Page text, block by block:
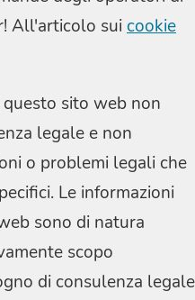
All'articolo sui cookie
sito web non
legale e non
o problemi legali che
Le informazioni
sono di natura
scopo
di consulenza legale